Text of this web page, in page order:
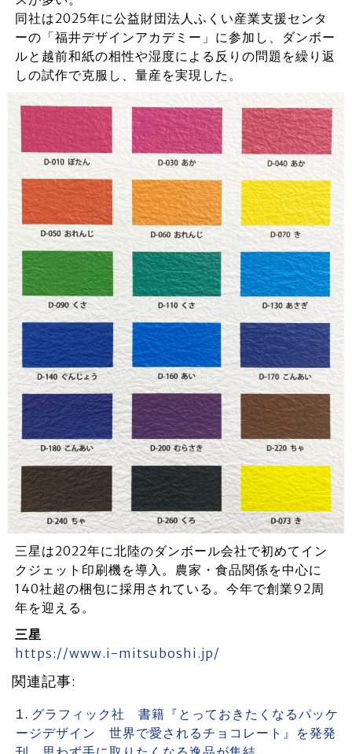
同社は2025年に公益財団法人ふくい産業支援センタ
ーの「福井デザインアカデミー」に参加し、ダンボー
ルと越前和紙の相性や湿度による反りの問題を繰り返
しの試作で克服し、量産を実現した。
三星は2022年に北陸のダンボール会社で初めてイン
クジェット印刷機を導入。農家・食品関係を中心に
140社超の梱包に採用されている。今年で創業92周
年を迎える。
三星
https://www.i-mitsuboshi.jp/
関連記事:
グラフィック社 書籍『とっておきたくなるパッケ
ージデザイン 世界で愛されるチョコレート』を発発